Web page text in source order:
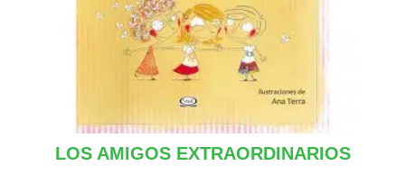
LOS AMIGOS EXTRAORDINARIOS